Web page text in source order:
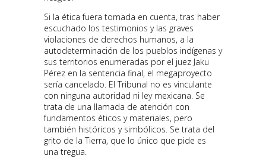
Si la ética fuera tomada en cuenta, tras haber
escuchado los testimonios y las graves
violaciones de derechos humanos, a la
autodeterminación de los pueblos indígenas y
sus territorios enumeradas por el juez Jaku
Pérez en la sentencia final, el megaproyecto
sería cancelado. El Tribunal no es vinculante
con ninguna autoridad ni ley mexicana. Se
trata de una llamada de atención con
fundamentos éticos y materiales, pero
también históricos y simbólicos. Se trata del
grito de la Tierra, que lo único que pide es
una tregua.